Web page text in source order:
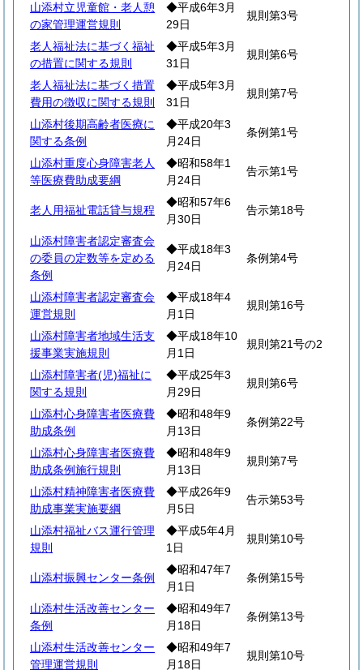
山添村立児童館・老人憩
の家管理運営規則
◆平成6年3月
29日
規則第3号
老人福祉法に基づく福祉
の措置に関する規則
◆平成5年3月
31日
規則第6号
老人福祉法に基づく措置
費用の徴収に関する規則
◆平成5年3月
31日
規則第7号
山添村後期高齢者医療に
関する条例
◆平成20年3
月24日
条例第1号
山添村重度心身障害老人
等医療費助成要綱
◆昭和58年1
月24日
告示第1号
老人用福祉電話貸与規程
◆昭和57年6
月30日
告示第18号
山添村障害者認定審査会
の委員の定数等を定める
条例
◆平成18年3
月24日
条例第4号
山添村障害者認定審査会
運営規則
◆平成18年4
月1日
規則第16号
山添村障害者地域生活支
援事業実施規則
◆平成18年10
月1日
規則第21号の2
山添村障害者(児)福祉に
関する規則
◆平成25年3
月29日
規則第6号
山添村心身障害者医療費
助成条例
◆昭和48年9
月13日
条例第22号
山添村心身障害者医療費
助成条例施行規則
◆昭和48年9
月13日
規則第7号
山添村精神障害者医療費
助成事業実施要綱
◆平成26年9
月5日
告示第53号
山添村福祉バス運行管理
規則
◆平成5年4月
1日
規則第10号
山添村振興センター条例
◆昭和47年7
月1日
条例第15号
山添村生活改善センター
条例
◆昭和49年7
月18日
条例第13号
山添村生活改善センター
管理運営規則
◆昭和49年7
月18日
規則第10号